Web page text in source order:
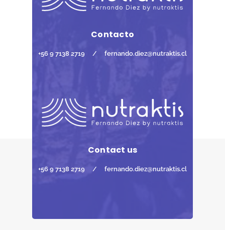
Contacto
+56 9 7138 2719 / fernando.diez@nutraktis.cl
Contact us
+56 9 7138 2719 / fernando.diez@nutraktis.cl